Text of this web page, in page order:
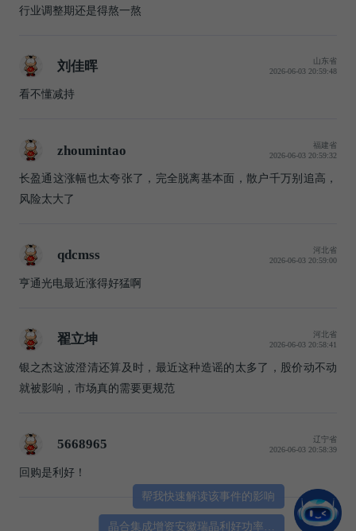
行业调整期还是得熬一熬
刘佳晖
山东省
2026-06-03 20:59:48
看不懂减持
zhoumintao
福建省
2026-06-03 20:59:32
长盈通这涨幅也太夸张了，完全脱离基本面，散户千万别追高，
风险太大了
qdcmss
河北省
2026-06-03 20:59:00
亨通光电最近涨得好猛啊
翟立坤
河北省
2026-06-03 20:58:41
银之杰这波澄清还算及时，最近这种造谣的太多了，股价动不动
就被影响，市场真的需要更规范
5668965
辽宁省
2026-06-03 20:58:39
回购是利好！
帮我快速解读该事件的影响
晶合集成增资安徽瑞晶利好功率半导体？